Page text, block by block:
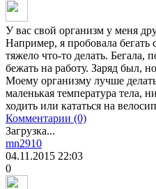
У вас свой организм у меня
Например, я пробовала бегать
тяжело что-то делать. Бегала,
бежать на работу. Заряд был,
Моему организму лучше
маленькая температура тела,
ходить или кататься на
Комментарии (0)
Загрузка...
mn2910
04.11.2015 22:03
0